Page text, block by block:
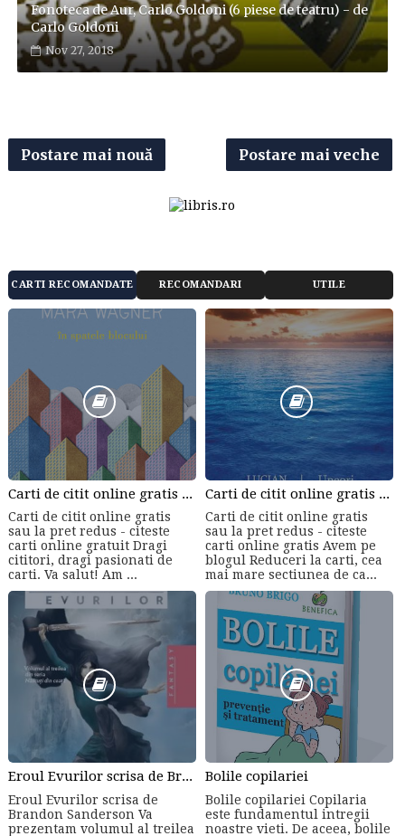
Fonoteca de Aur, Carlo Goldoni (6 piese de teatru) - de
Carlo Goldoni
Nov 27, 2018
Postare mai nouă Postare mai veche
CARTI RECOMANDATE RECOMANDARI UTILE
Carti de citit online gratis sau la pret redus - citeste carti online gratuit din cele mai mari librarii online!
Carti de citit online gratis
sau la pret redus - citeste
carti online gratuit Dragi
cititori, dragi pasionati de
carti. Va salut! Am ...
Carti de citit online gratis sau la pret redus - citeste carti online gratis
Carti de citit online gratis
sau la pret redus - citeste
carti online gratis Avem pe
blogul Reduceri la carti, cea
mai mare sectiunea de ca...
Eroul Evurilor scrisa de Brandon Sanderson (Volumul 3)
Eroul Evurilor scrisa de
Brandon Sanderson Va
prezentam volumul al treilea
Bolile copilariei
Bolile copilariei Copilaria
este fundamentul intregii
noastre vieti. De aceea, bolile